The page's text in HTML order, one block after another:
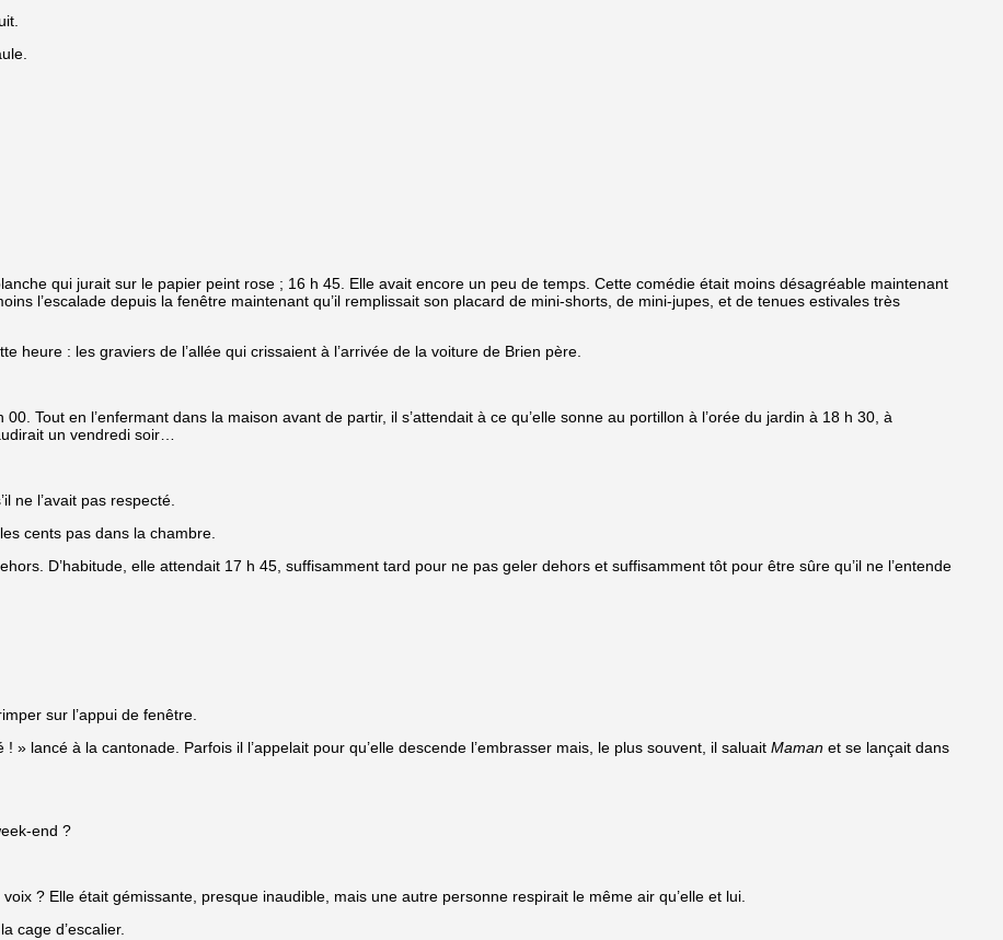
qui jurait sur le papier peint rose ; 16 h 45. Elle avait encore un peu de temps. Cette comédie était moins désagréable maintenant
l’escalade depuis la fenêtre maintenant qu’il remplissait son placard de mini-shorts, de mini-jupes, et de tenues estivales très
heure : les graviers de l’allée qui crissaient à l’arrivée de la voiture de Brien père.
Tout en l’enfermant dans la maison avant de partir, il s’attendait à ce qu’elle sonne au portillon à l’orée du jardin à 18 h 30, à
un vendredi soir…
ne l’avait pas respecté.
cents pas dans la chambre.
D’habitude, elle attendait 17 h 45, suffisamment tard pour ne pas geler dehors et suffisamment tôt pour être sûre qu’il ne l’entende
sur l’appui de fenêtre.
» lancé à la cantonade. Parfois il l’appelait pour qu’elle descende l’embrasser mais, le plus souvent, il saluait Maman et se lançait dans
end ?
? Elle était gémissante, presque inaudible, mais une autre personne respirait le même air qu’elle et lui.
cage d’escalier.